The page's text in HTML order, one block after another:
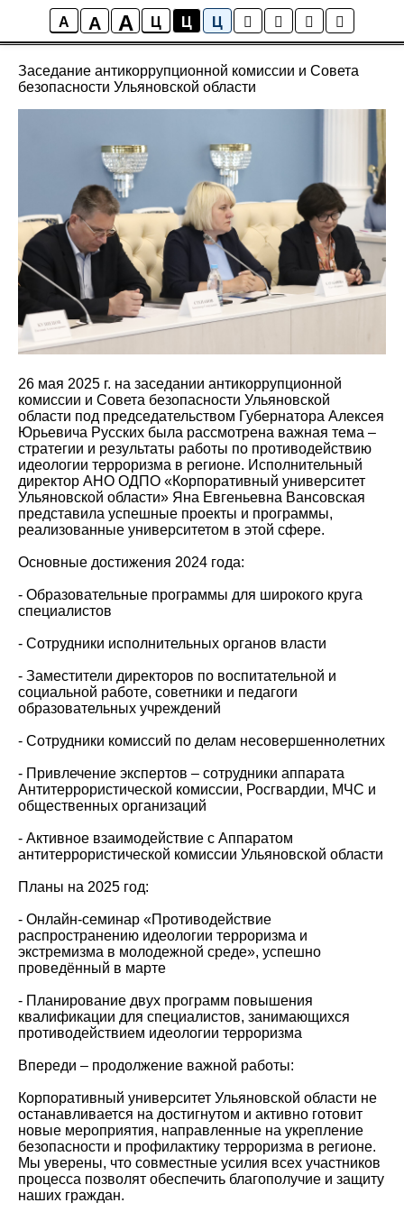
A A A Ц Ц Ц
Новости
Заседание антикоррупционной комиссии и Совета
безопасности Ульяновской области
26 мая 2025 г. на заседании антикоррупционной
комиссии и Совета безопасности Ульяновской
области под председательством Губернатора Алексея
Юрьевича Русских была рассмотрена важная тема –
стратегии и результаты работы по противодействию
идеологии терроризма в регионе. Исполнительный
директор АНО ОДПО «Корпоративный университет
Ульяновской области» Яна Евгеньевна Вансовская
представила успешные проекты и программы,
реализованные университетом в этой сфере.
Основные достижения 2024 года:
- Образовательные программы для широкого круга
специалистов
- Сотрудники исполнительных органов власти
- Заместители директоров по воспитательной и
социальной работе, советники и педагоги
образовательных учреждений
- Сотрудники комиссий по делам несовершеннолетних
- Привлечение экспертов – сотрудники аппарата
Антитеррористической комиссии, Росгвардии, МЧС и
общественных организаций
- Активное взаимодействие с Аппаратом
антитеррористической комиссии Ульяновской области
Планы на 2025 год:
- Онлайн-семинар «Противодействие
распространению идеологии терроризма и
экстремизма в молодежной среде», успешно
проведённый в марте
- Планирование двух программ повышения
квалификации для специалистов, занимающихся
противодействием идеологии терроризма
Впереди – продолжение важной работы:
Корпоративный университет Ульяновской области не
останавливается на достигнутом и активно готовит
новые мероприятия, направленные на укрепление
безопасности и профилактику терроризма в регионе.
Мы уверены, что совместные усилия всех участников
процесса позволят обеспечить благополучие и защиту
наших граждан.